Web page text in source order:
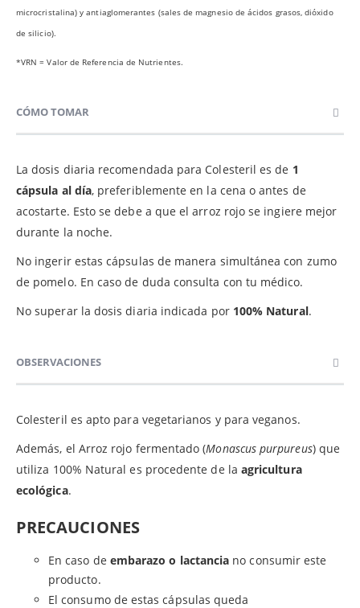
microcristalina) y antiaglomerantes (sales de magnesio de ácidos grasos, dióxido
de silicio).
*VRN = Valor de Referencia de Nutrientes.
CÓMO TOMAR
La dosis diaria recomendada para Colesteril es de 1
cápsula al día, preferiblemente en la cena o antes de
acostarte. Esto se debe a que el arroz rojo se ingiere mejor
durante la noche.
No ingerir estas cápsulas de manera simultánea con zumo
de pomelo. En caso de duda consulta con tu médico.
No superar la dosis diaria indicada por 100% Natural.
OBSERVACIONES
Colesteril es apto para vegetarianos y para veganos.
Además, el Arroz rojo fermentado (Monascus purpureus) que
utiliza 100% Natural es procedente de la agricultura
ecológica.
PRECAUCIONES
En caso de embarazo o lactancia no consumir este
producto.
El consumo de estas cápsulas queda